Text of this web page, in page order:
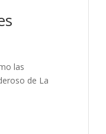
las
de La